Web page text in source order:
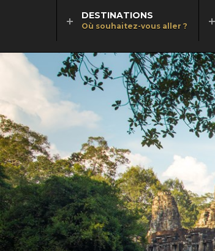
DESTINATIONS
Où souhaitez-vous aller ?